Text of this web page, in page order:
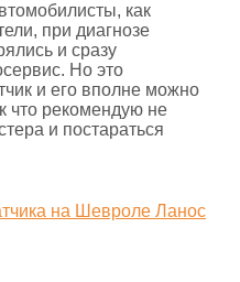
как
при диагнозе
и сразу
Но это
и его вполне можно
что рекомендую не
и постараться